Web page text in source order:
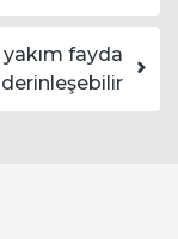
yakım fayda